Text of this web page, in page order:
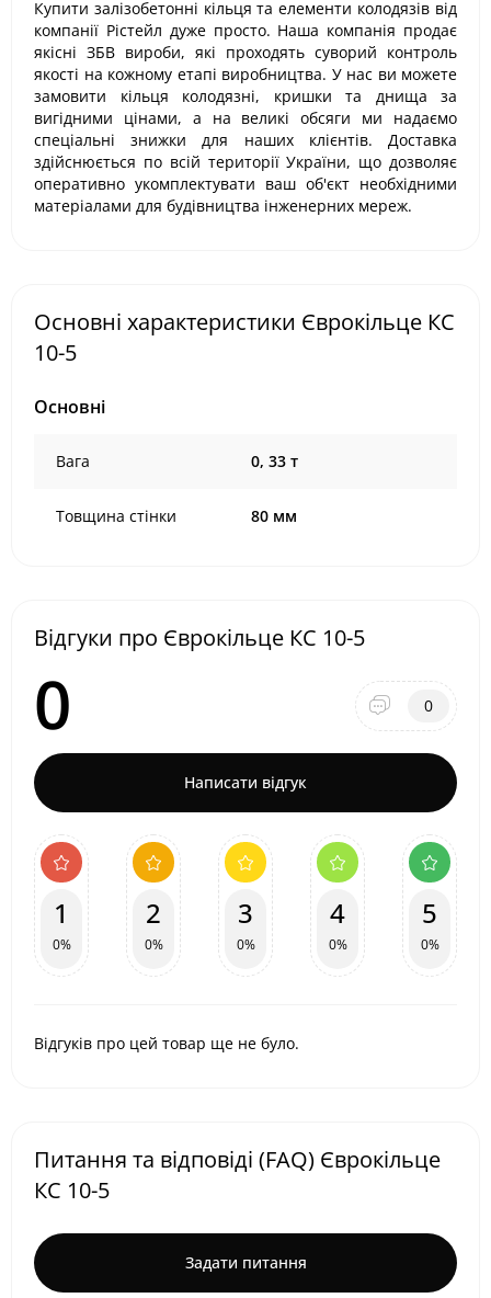
Купити залізобетонні кільця та елементи колодязів від
компанії Рістейл дуже просто. Наша компанія продає
якісні ЗБВ вироби, які проходять суворий контроль
якості на кожному етапі виробництва. У нас ви можете
замовити кільця колодязні, кришки та днища за
вигідними цінами, а на великі обсяги ми надаємо
спеціальні знижки для наших клієнтів. Доставка
здійснюється по всій території України, що дозволяє
оперативно укомплектувати ваш об'єкт необхідними
матеріалами для будівництва інженерних мереж.
Основні характеристики Єврокільце КС
10-5
Основні
Вага 0, 33 т
Товщина стінки 80 мм
Відгуки про Єврокільце КС 10-5
0 0
Написати відгук
1
0%
2
0%
3
0%
4
0%
5
0%
Відгуків про цей товар ще не було.
Питання та відповіді (FAQ) Єврокільце
КС 10-5
Задати питання